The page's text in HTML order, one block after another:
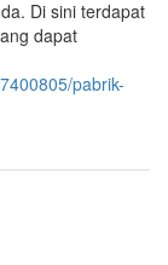
Di sini terdapat
dapat
pabrik-